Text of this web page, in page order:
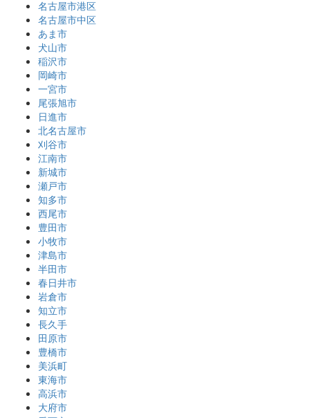
名古屋市港区
名古屋市中区
あま市
犬山市
稲沢市
岡崎市
一宮市
尾張旭市
日進市
北名古屋市
刈谷市
江南市
新城市
瀬戸市
知多市
西尾市
豊田市
小牧市
津島市
半田市
春日井市
岩倉市
知立市
長久手
田原市
豊橋市
美浜町
東海市
高浜市
大府市